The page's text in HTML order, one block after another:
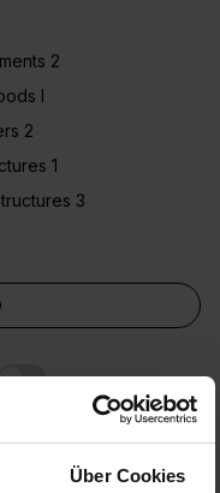
Über Cookies
2
I
2
1
3